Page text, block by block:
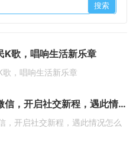
K歌，唱响生活新乐章
歌，唱响生活新乐章
新设备登录微信，开启社交新程，遇此情况怎么办？
，开启社交新程，遇此情况怎么